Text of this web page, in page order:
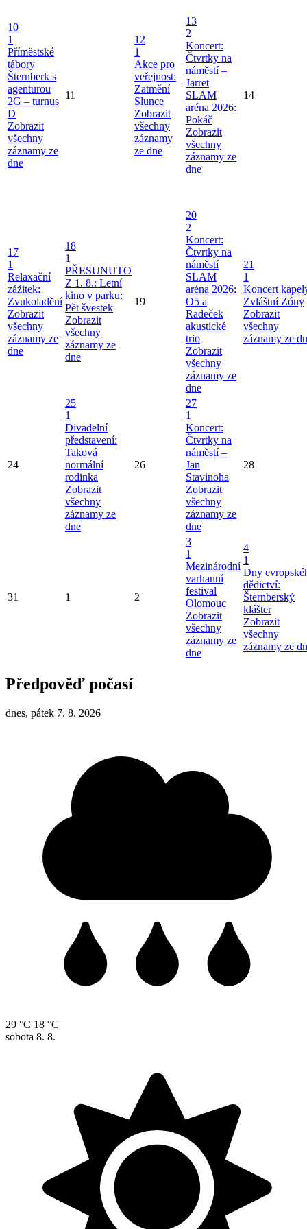
10
1
Příměstské
tábory
Šternberk s
agenturou
2G – turnus
D
Zobrazit
všechny
záznamy ze
dne
11
12
1
Akce pro
veřejnost:
Zatmění
Slunce
Zobrazit
všechny
záznamy
ze dne
13
2
Koncert:
Čtvrtky na
náměstí –
Jarret
SLAM
aréna 2026:
Pokáč
Zobrazit
všechny
záznamy ze
dne
14
17
1
Relaxační
zážitek:
Zvukoladění
Zobrazit
všechny
záznamy ze
dne
18
1
PŘESUNUTO
Z 1. 8.: Letní
kino v parku:
Pět švestek
Zobrazit
všechny
záznamy ze
dne
19
20
2
Koncert:
Čtvrtky na
náměstí
SLAM
aréna 2026:
O5 a
Radeček
akustické
trio
Zobrazit
všechny
záznamy ze
dne
21
1
Koncert
Zvláštní Zóny
Zobrazit
všechny
záznamy ze
24
25
1
Divadelní
představení:
Taková
normální
rodinka
Zobrazit
všechny
záznamy ze
dne
26
27
1
Koncert:
Čtvrtky na
náměstí –
Jan
Stavinoha
Zobrazit
všechny
záznamy ze
dne
28
31 1 2
3
1
Mezinárodní
varhanní
festival
Olomouc
Zobrazit
všechny
záznamy ze
dne
4
1
Dny
dědictví:
Šternberský
klášter
Zobrazit
všechny
záznamy ze
Předpověď počasí
dnes, pátek 7. 8. 2026
29 °C 18 °C
sobota 8. 8.